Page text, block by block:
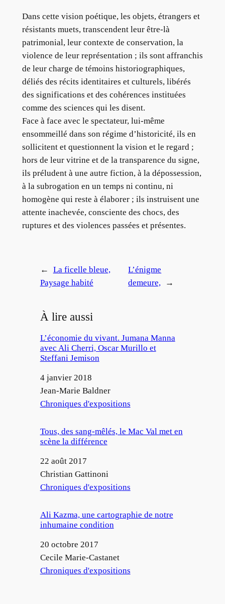
Dans cette vision poétique, les objets, étrangers et
résistants muets, transcendent leur être-là
patrimonial, leur contexte de conservation, la
violence de leur représentation ; ils sont affranchis
de leur charge de témoins historiographiques,
déliés des récits identitaires et culturels, libérés
des significations et des cohérences instituées
comme des sciences qui les disent.
Face à face avec le spectateur, lui-même
ensommeillé dans son régime d’historicité, ils en
sollicitent et questionnent la vision et le regard ;
hors de leur vitrine et de la transparence du signe,
ils préludent à une autre fiction, à la dépossession,
à la subrogation en un temps ni continu, ni
homogène qui reste à élaborer ; ils instruisent une
attente inachevée, consciente des chocs, des
ruptures et des violences passées et présentes.
←
La ficelle bleue,
Paysage habité
L’énigme
demeure,
→
À lire aussi
L’économie du vivant. Jumana Manna
avec Ali Cherri, Oscar Murillo et
Steffani Jemison
Date
4 janvier 2018
Auteur
Jean-Marie Baldner
Par rapport à
Chroniques d'expositions
Tous, des sang-mêlés, le Mac Val met en
scène la différence
Date
22 août 2017
Auteur
Christian Gattinoni
Par rapport à
Chroniques d'expositions
Ali Kazma, une cartographie de notre
inhumaine condition
Date
20 octobre 2017
Auteur
Cecile Marie-Castanet
Par rapport à
Chroniques d'expositions